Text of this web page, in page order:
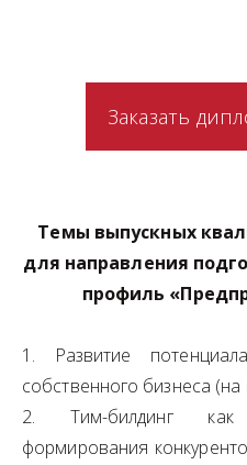
Заказать
Темы выпускных
для направления
профиль
1. Развитие
собственного бизнеса
2. Тим-билдинг как
формирования